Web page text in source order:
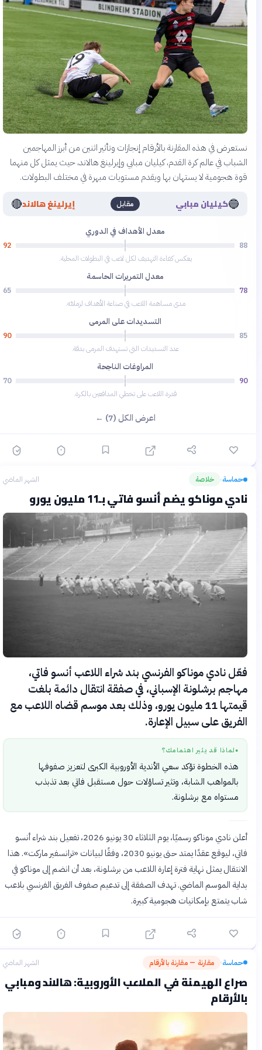
نستعرض في هذه المقارنة بالأرقام إنجازات وتأثير اثنين من أبرز المهاجمين
الشباب في عالم كرة القدم، كيليان مبابي وإيرلينغ هالاند، حيث يمثل كل منهما
قوة هجومية لا يستهان بها ويقدم مستويات مبهرة في مختلف البطولات.
🔵كيليان مبابي مقابل إيرلينغ هالاند🔴
معدل الأهداف في الدوري
88
92
يعكس كفاءة التهديف لكل لاعب في البطولات المحلية.
معدل التمريرات الحاسمة
78
65
مدى مساهمة اللاعب في صناعة الأهداف لزملائه.
التسديدات على المرمى
85
90
عدد التسديدات التي تستهدف المرمى بدقة.
المراوغات الناجحة
90
70
قدرة اللاعب على تخطي المدافعين بالكرة.
اعرض الكل (7) ←
حماسة› خلاصة الشهر الماضي
نادي موناكو يضم أنسو فاتي بـ11 مليون يورو
فعّل نادي موناكو الفرنسي بند شراء اللاعب أنسو فاتي،
مهاجم برشلونة الإسباني، في صفقة انتقال دائمة بلغت
قيمتها 11 مليون يورو، وذلك بعد موسم قضاه اللاعب مع
الفريق على سبيل الإعارة.
لماذا قد يثير اهتمامك؟
هذه الخطوة تؤكد سعي الأندية الأوروبية الكبرى لتعزيز صفوفها
بالمواهب الشابة، وتثير تساؤلات حول مستقبل فاتي بعد تذبذب
مستواه مع برشلونة.
أعلن نادي موناكو رسميًا، يوم الثلاثاء 30 يونيو 2026، تفعيل بند شراء أنسو
فاتي، ليوقع عقدًا يمتد حتى يونيو 2030، وفقًا لبيانات «ترانسفير ماركت». هذا
الانتقال يمثل نهاية فترة إعارة اللاعب من برشلونة، بعد أن انضم إلى موناكو في
بداية الموسم الماضي. تهدف الصفقة إلى تدعيم صفوف الفريق الفرنسي بلاعب
شاب يتمتع بإمكانيات هجومية كبيرة.
حماسة› مقارنة — مقارنة بالأرقام الشهر الماضي
صراع الهيمنة في الملاعب الأوروبية: هالاند ومبابي
بالأرقام